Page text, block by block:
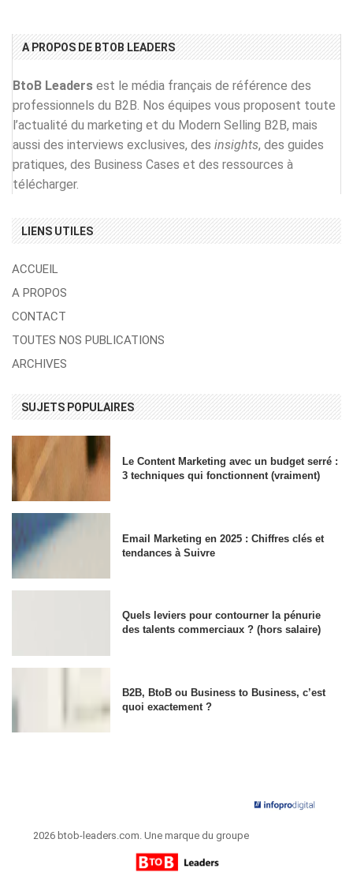
A PROPOS DE BTOB LEADERS
BtoB Leaders est le média français de référence des
professionnels du B2B. Nos équipes vous proposent toute
l’actualité du marketing et du Modern Selling B2B, mais
aussi des interviews exclusives, des insights, des guides
pratiques, des Business Cases et des ressources à
télécharger.
LIENS UTILES
ACCUEIL
A PROPOS
CONTACT
TOUTES NOS PUBLICATIONS
ARCHIVES
SUJETS POPULAIRES
Le Content Marketing avec un budget serré :
3 techniques qui fonctionnent (vraiment)
Email Marketing en 2025 : Chiffres clés et
tendances à Suivre
Quels leviers pour contourner la pénurie
des talents commerciaux ? (hors salaire)
B2B, BtoB ou Business to Business, c’est
quoi exactement ?
2026 btob-leaders.com. Une marque du groupe